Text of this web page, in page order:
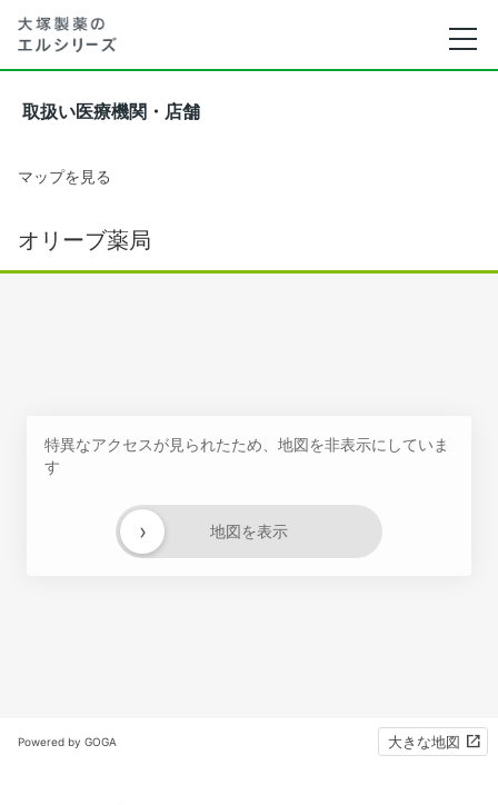
取扱い医療機関・店舗
マップを見る
オリーブ薬局
特異なアクセスが見られたため、地図を非表示にしていま
す
地図を表示
›
Powered by GOGA 大きな地図